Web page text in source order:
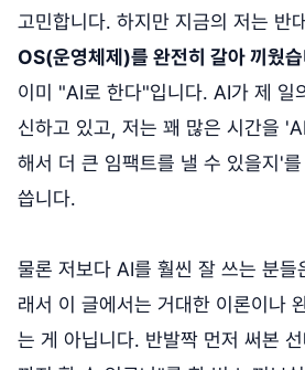
고민합니다. 하지만 지금의 저는 반
OS(운영체제)를 완전히 갈아 끼웠
이미 "AI로 한다"입니다. AI가 제 일
신하고 있고, 저는 꽤 많은 시간을
해서 더 큰 임팩트를 낼 수 있을지'
씁니다.
물론 저보다 AI를 훨씬 잘 쓰는 분들
래서 이 글에서는 거대한 이론이나
는 게 아닙니다. 반발짝 먼저 써본